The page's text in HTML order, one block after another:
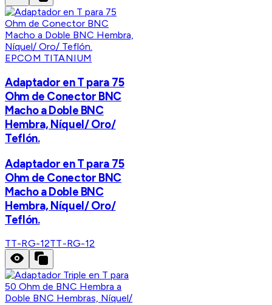
EPCOM TITANIUM
Adaptador en T para 75
Ohm de Conector BNC
Macho a Doble BNC
Hembra, Níquel/ Oro/
Teflón.
Adaptador en T para 75
Ohm de Conector BNC
Macho a Doble BNC
Hembra, Níquel/ Oro/
Teflón.
TT-RG-12TT-RG-12